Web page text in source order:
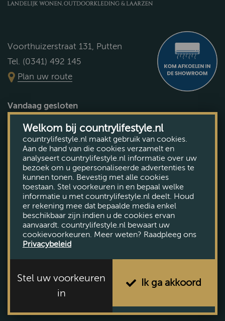
Voorthuizerstraat 131, Putten
Tel. (0341) 492 145
Plan uw route
Vandaag gesloten
Welkom bij countrylifestyle.nl
countrylifestyle.nl maakt gebruik van cookies.
Aan de hand van die cookies verzamelt en
analyseert countrylifestyle.nl informatie over uw
bezoek om u gepersonaliseerde advertenties te
kunnen tonen. Bevestig met alle cookies
toestaan. Stel voorkeuren in en bepaal welke
informatie u met countrylifestyle.nl deelt. Houd
er rekening mee dat bepaalde media enkel
beschikbaar zijn indien u de cookies ervan
aanvaardt. countrylifestyle.nl bewaart uw
cookievoorkeuren. Meer weten? Raadpleeg ons
Privacybeleid
Stel uw voorkeuren
in
Ik ga akkoord